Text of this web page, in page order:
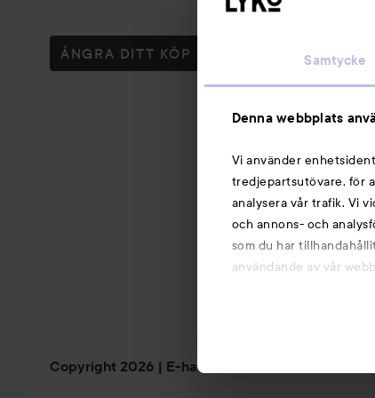
Samtycke
Denna webbplats
Vi använder
tredjepartsutövare, för
analysera vår trafik. Vi
och annons- och
som du har
användande av vår
ÅNGRA DITT KÖP
Copyright 2026 E-handel av Avensia